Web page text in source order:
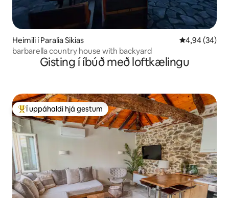
Heimili í Paralia Sikias 4,94 af 5 í
4,94 (34)
barbarella country house with backyard
Gisting í íbúð með loftkælingu
Í mestu uppáhaldi hjá gestum
Í uppáhaldi hjá gestum